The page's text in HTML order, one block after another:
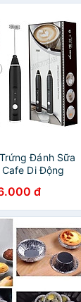
Đánh Sữa
Cafe Di Động
Không Gỉ
đ